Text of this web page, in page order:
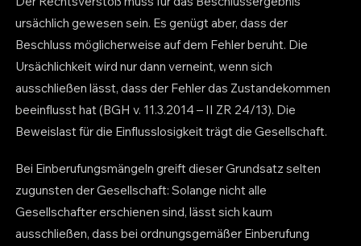
ursächlich gewesen sein. Es genügt aber, dass der
Beschluss möglicherweise auf dem Fehler beruht. Die
Ursächlichkeit wird nur dann verneint, wenn sich
ausschließen lässt, dass der Fehler das Zustandekommen
beeinflusst hat (BGH v. 11.3.2014 – II ZR 24/13). Die
Beweislast für die Einflusslosigkeit trägt die Gesellschaft.
Bei Einberufungsmängeln greift dieser Grundsatz selten
zugunsten der Gesellschaft: Solange nicht alle
Gesellschafter erschienen sind, lässt sich kaum
ausschließen, dass bei ordnungsgemäßer Einberufung